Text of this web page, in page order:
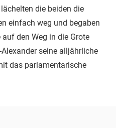
die beiden die
einfach weg und begaben
den Weg in die Grote
seine alljährliche
das parlamentarische